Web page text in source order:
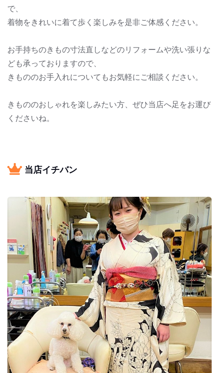
で、
着物をきれいに着て歩く楽しみを是非ご体感ください。
お手持ちのきもの寸法直しなどのリフォームや洗い張りな
ども承っておりますので、
きもののお手入れについてもお気軽にご相談ください。
きもののおしゃれを楽しみたい方、ぜひ当店へ足をお運び
くださいね。
当店イチバン